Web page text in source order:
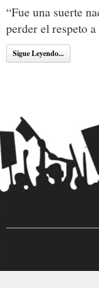
“Fue una suerte
perder el respeto
Sigue Leyendo...